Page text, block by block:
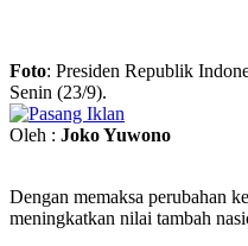
Foto: Presiden Republik
Senin (23/9).
Oleh : Joko Yuwono
Dengan memaksa perubahan
meningkatkan nilai tambah